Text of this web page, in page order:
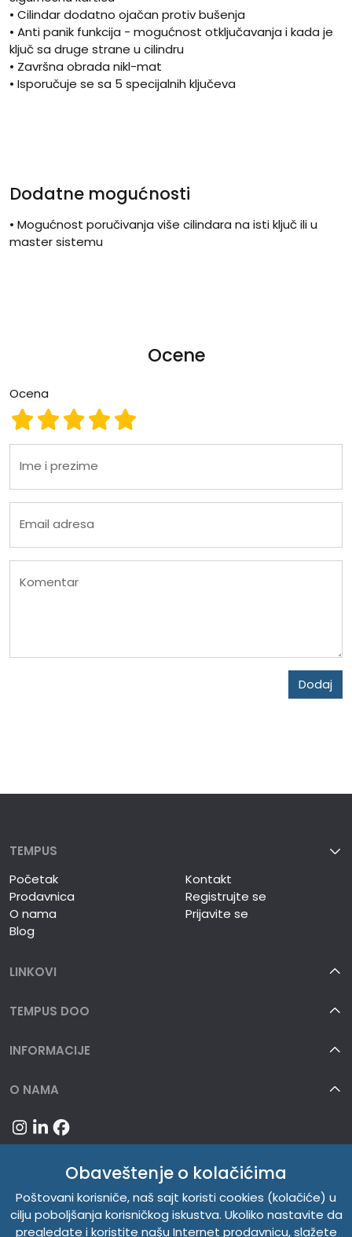
• Cilindar dodatno ojačan protiv bušenja
• Anti panik funkcija - mogućnost otključavanja i kada je
ključ sa druge strane u cilindru
• Završna obrada nikl-mat
• Isporučuje se sa 5 specijalnih ključeva
Dodatne mogućnosti
• Mogućnost poručivanja više cilindara na isti ključ ili u
master sistemu
Ocene
Ocena
Ocena 5
Ocena 4
Ocena 3
Ocena 2
Ocena 1
Ime i prezime
Email adresa
Komentar
Dodaj
TEMPUS
Početak
Prodavnica
O nama
Blog
Kontakt
Registrujte se
Prijavite se
LINKOVI
TEMPUS DOO
INFORMACIJE
O NAMA
Obaveštenje o kolačićima
Poštovani korisniče, naš sajt koristi cookies (kolačiće) u
cilju poboljšanja korisničkog iskustva. Ukoliko nastavite da
pregledate i koristite našu Internet prodavnicu, slažete